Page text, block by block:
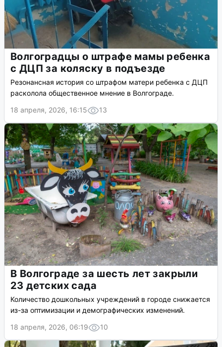
Волгоградцы о штрафе мамы ребенка
с ДЦП за коляску в подъезде
Резонансная история со штрафом матери ребенка с ДЦП
расколола общественное мнение в Волгограде.
18 апреля, 2026, 16:15
13
В Волгограде за шесть лет закрыли
23 детских сада
Количество дошкольных учреждений в городе снижается
из-за оптимизации и демографических изменений.
18 апреля, 2026, 06:19
10